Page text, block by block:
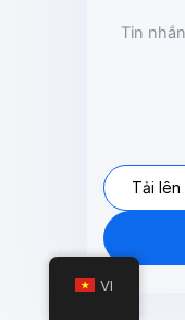
Tải lên
VI